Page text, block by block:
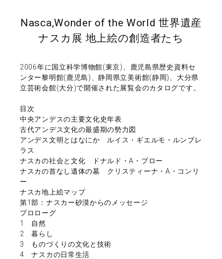
Nasca,Wonder of the World 世界遺産
ナスカ展 地上絵の創造者たち
2006年に国立科学博物館(東京)、鹿児島県歴史資料セ
ンター黎明館(鹿児島)、静岡県立美術館(静岡)、大分県
立芸術会館(大分)で開催された展覧会のカタログです。
目次
中央アンデスの主要文化史年表
古代アンデス文化の最盛期の勢力図
アンデス文明とはなにか ルイス・ギエルモ・ルンブレ
ラス
ナスカの社会と文化 ドナルド・A・プロー
ナスカの首なし遺体の墓 クリスティーナ・A・コンリ
ー
ナスカ地上絵マップ
第1部：ナスカー砂漠からのメッセージ
プロローグ
1 自然
2 暮らし
3 ものづくりの文化と技術
4 ナスカの日常生活